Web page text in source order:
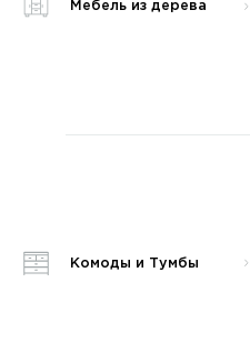
Мебель из дерева
Комоды и Тумбы